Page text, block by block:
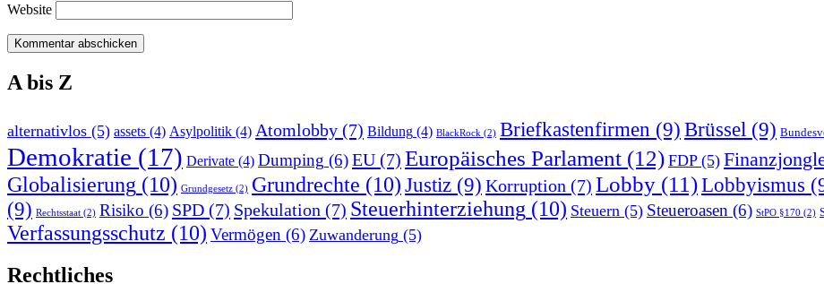
Website
A bis Z
alternativlos (5) assets (4) Asylpolitik (4) Atomlobby (7) Bildung (4) BlackRock (2) Briefkastenfirmen (9) Brüssel (9)
Demokratie (17) Derivate (4) Dumping (6)EU (7) Europäisches Parlament (12) FDP(5)
Globalisierung (10) Grundgesetz (2) Grundrechte (10) Justiz (9) Korruption (7) Lobby (11)Lobbyismus
(9) Rechtsstaat (2) Risiko (6) SPD (7) Spekulation (7) Steuerhinterziehung (10) Steuern (5) Steueroasen (6) StPO §170 (2)
Verfassungsschutz (10) Vermögen (6) Zuwanderung (5)
Rechtliches